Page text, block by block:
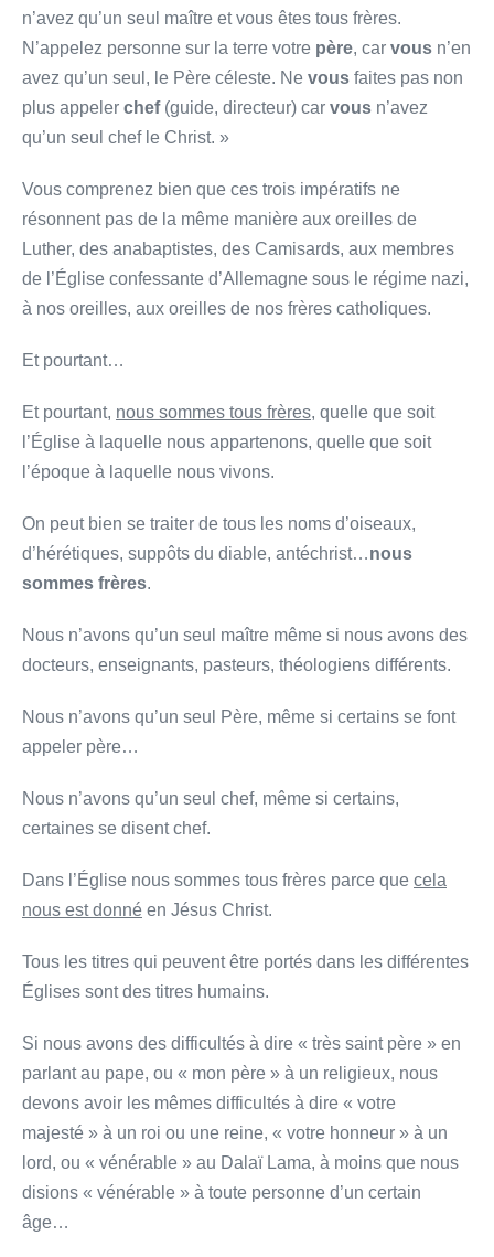
n’avez qu’un seul maître et vous êtes tous frères.
N’appelez personne sur la terre votre père, car vous n’en
avez qu’un seul, le Père céleste. Ne vous faites pas non
plus appeler chef(guide, directeur) car vous n’avez
qu’un seul chef le Christ. »
Vous comprenez bien que ces trois impératifs ne
résonnent pas de la même manière aux oreilles de
Luther, des anabaptistes, des Camisards, aux membres
de l’Église confessante d’Allemagne sous le régime nazi,
à nos oreilles, aux oreilles de nos frères catholiques.
Et pourtant…
Et pourtant, nous sommes tous frères, quelle que soit
l’Église à laquelle nous appartenons, quelle que soit
l’époque à laquelle nous vivons.
On peut bien se traiter de tous les noms d’oiseaux,
d’hérétiques, suppôts du diable, antéchrist…nous
sommes frères.
Nous n’avons qu’un seul maître même si nous avons des
docteurs, enseignants, pasteurs, théologiens différents.
Nous n’avons qu’un seul Père, même si certains se font
appeler père…
Nous n’avons qu’un seul chef, même si certains,
certaines se disent chef.
Dans l’Église nous sommes tous frères parce que cela
nous est donné en Jésus Christ.
Tous les titres qui peuvent être portés dans les différentes
Églises sont des titres humains.
Si nous avons des difficultés à dire « très saint père » en
parlant au pape, ou « mon père » à un religieux, nous
devons avoir les mêmes difficultés à dire « votre
majesté » à un roi ou une reine, « votre honneur » à un
lord, ou « vénérable » au Dalaï Lama, à moins que nous
disions « vénérable » à toute personne d’un certain
âge…